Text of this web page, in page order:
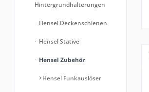
Hintergrundhalterungen
Hensel Deckenschienen
Hensel Stative
Hensel Zubehör
Hensel Funkauslöser